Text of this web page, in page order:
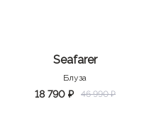
Seafarer
Блуза
18 790 ₽ 46 990 ₽